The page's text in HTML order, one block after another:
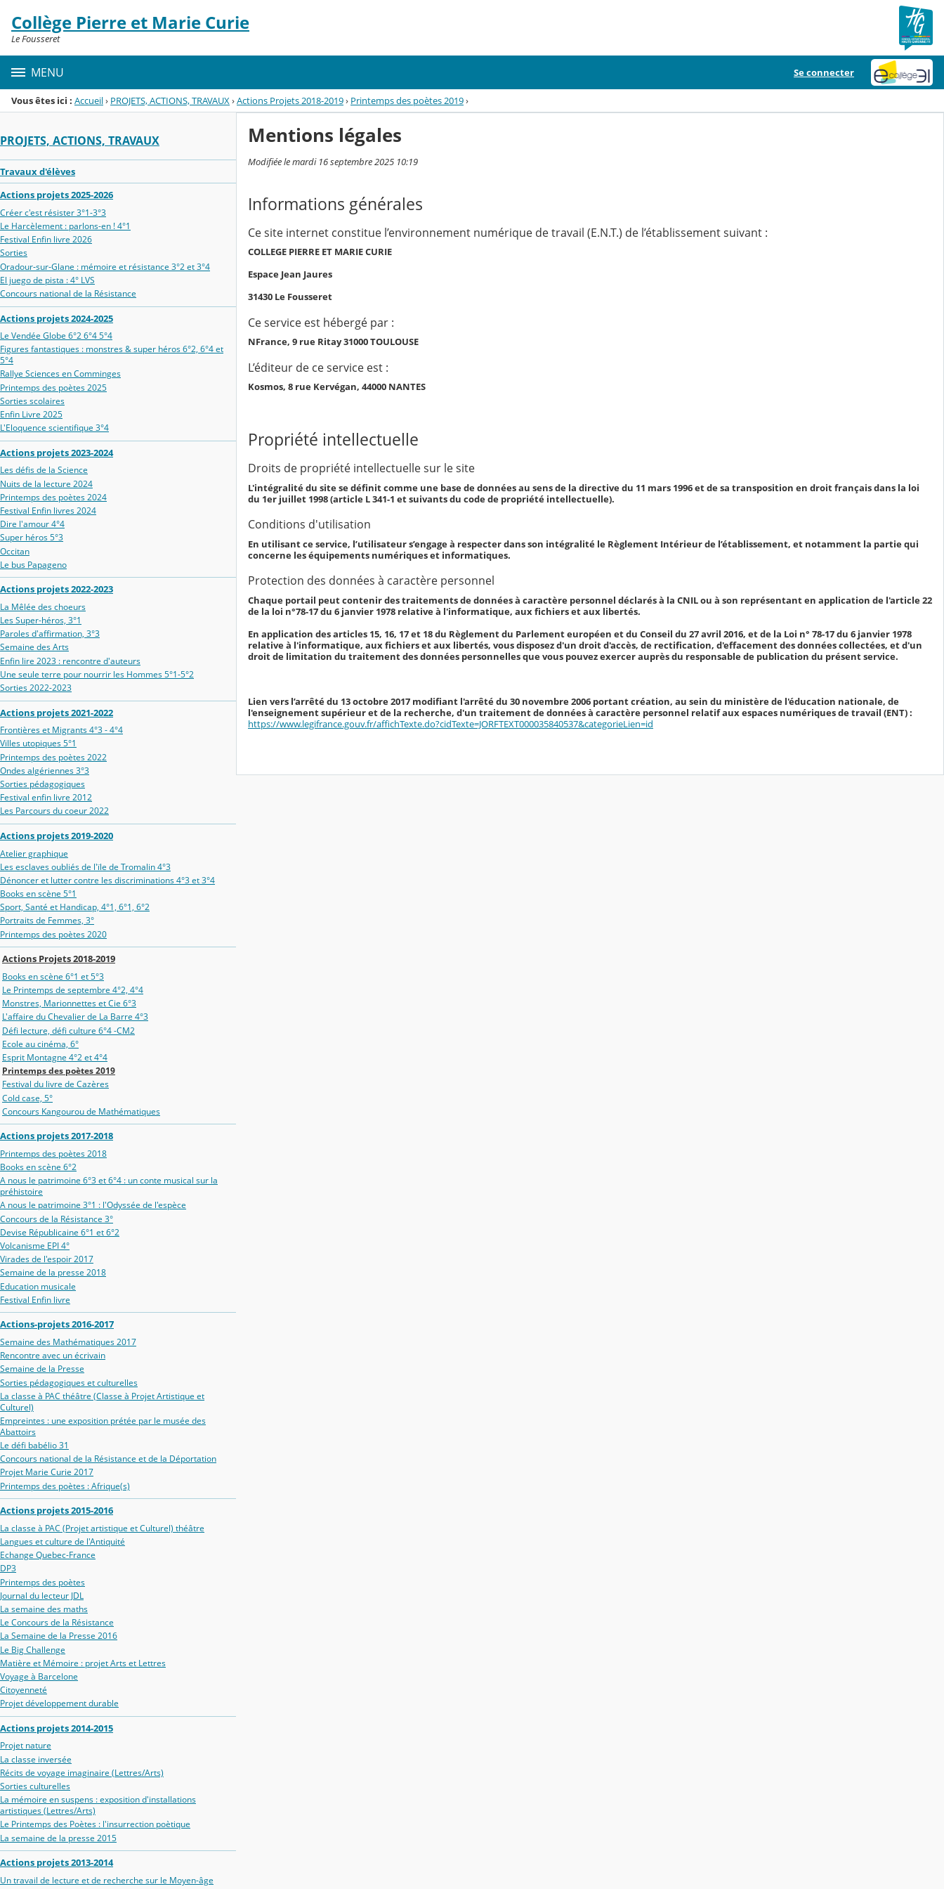
Menu de la rubrique
Contenu
Collège Pierre et Marie Curie
Le Fousseret
MENU Se connecter
Vous êtes ici : Accueil› PROJETS, ACTIONS, TRAVAUX›Actions Projets 2018-2019› Printemps des poètes 2019›
PROJETS, ACTIONS, TRAVAUX
Travaux d'élèves
Actions projets 2025-2026
Créer c'est résister 3°1-3°3
Le Harcèlement : parlons-en ! 4°1
Festival Enfin livre 2026
Sorties
Oradour‑sur‑Glane : mémoire et résistance 3°2 et 3°4
El juego de pista : 4° LVS
Concours national de la Résistance
Actions projets 2024-2025
Le Vendée Globe 6°2 6°4 5°4
Figures fantastiques : monstres & super héros 6°2, 6°4 et
5°4
Rallye Sciences en Comminges
Printemps des poètes 2025
Sorties scolaires
Enfin Livre 2025
L'Eloquence scientifique 3°4
Actions projets 2023-2024
Les défis de la Science
Nuits de la lecture 2024
Printemps des poètes 2024
Festival Enfin livres 2024
Dire l'amour 4°4
Super héros 5°3
Occitan
Le bus Papageno
Actions projets 2022-2023
La Mêlée des choeurs
Les Super-héros, 3°1
Paroles d'affirmation, 3°3
Semaine des Arts
Enfin lire 2023 : rencontre d'auteurs
Une seule terre pour nourrir les Hommes 5°1-5°2
Sorties 2022-2023
Actions projets 2021-2022
Frontières et Migrants 4°3 - 4°4
Villes utopiques 5°1
Printemps des poètes 2022
Ondes algériennes 3°3
Sorties pédagogiques
Festival enfin livre 2012
Les Parcours du coeur 2022
Actions projets 2019-2020
Atelier graphique
Les esclaves oubliés de l'ïle de Tromalin 4°3
Dénoncer et lutter contre les discriminations 4°3 et 3°4
Books en scène 5°1
Sport, Santé et Handicap, 4°1, 6°1, 6°2
Portraits de Femmes, 3°
Printemps des poètes 2020
Actions Projets 2018-2019
Books en scène 6°1 et 5°3
Le Printemps de septembre 4°2, 4°4
Monstres, Marionnettes et Cie 6°3
L'affaire du Chevalier de La Barre 4°3
Défi lecture, défi culture 6°4 -CM2
Ecole au cinéma, 6°
Esprit Montagne 4°2 et 4°4
Printemps des poètes 2019
Festival du livre de Cazères
Cold case, 5°
Concours Kangourou de Mathématiques
Actions projets 2017-2018
Printemps des poètes 2018
Books en scène 6°2
A nous le patrimoine 6°3 et 6°4 : un conte musical sur la
préhistoire
A nous le patrimoine 3°1 : l'Odyssée de l'espèce
Concours de la Résistance 3°
Devise Républicaine 6°1 et 6°2
Volcanisme EPI 4°
Virades de l'espoir 2017
Semaine de la presse 2018
Education musicale
Festival Enfin livre
Actions-projets 2016-2017
Semaine des Mathématiques 2017
Rencontre avec un écrivain
Semaine de la Presse
Sorties pédagogiques et culturelles
La classe à PAC théâtre (Classe à Projet Artistique et
Culturel)
Empreintes : une exposition prétée par le musée des
Abattoirs
Le défi babélio 31
Concours national de la Résistance et de la Déportation
Projet Marie Curie 2017
Printemps des poètes : Afrique(s)
Actions projets 2015-2016
La classe à PAC (Projet artistique et Culturel) théâtre
Langues et culture de l'Antiquité
Echange Quebec-France
DP3
Printemps des poètes
Journal du lecteur JDL
La semaine des maths
Le Concours de la Résistance
La Semaine de la Presse 2016
Le Big Challenge
Matière et Mémoire : projet Arts et Lettres
Voyage à Barcelone
Citoyenneté
Projet développement durable
Actions projets 2014-2015
Projet nature
La classe inversée
Récits de voyage imaginaire (Lettres/Arts)
Sorties culturelles
La mémoire en suspens : exposition d'installations
artistiques (Lettres/Arts)
Le Printemps des Poètes : l'insurrection poètique
La semaine de la presse 2015
Actions projets 2013-2014
Un travail de lecture et de recherche sur le Moyen-âge
Mentions légales
Modifiée le mardi 16 septembre 2025 10:19
Informations générales
Ce site internet constitue l’environnement numérique de travail (E.N.T.) de l’établissement suivant :
COLLEGE PIERRE ET MARIE CURIE
Espace Jean Jaures
31430 Le Fousseret
Ce service est hébergé par :
NFrance, 9 rue Ritay 31000 TOULOUSE
L’éditeur de ce service est :
Kosmos, 8 rue Kervégan, 44000 NANTES
Propriété intellectuelle
Droits de propriété intellectuelle sur le site
L'intégralité du site se définit comme une base de données au sens de la directive du 11 mars 1996 et de sa transposition en droit français dans la loi
du 1er juillet 1998 (article L 341-1 et suivants du code de propriété intellectuelle).
Conditions d'utilisation
En utilisant ce service, l’utilisateur s’engage à respecter dans son intégralité le Règlement Intérieur de l’établissement, et notamment la partie qui
concerne les équipements numériques et informatiques.
Protection des données à caractère personnel
Chaque portail peut contenir des traitements de données à caractère personnel déclarés à la CNIL ou à son représentant en application de l'article 22
de la loi n°78-17 du 6 janvier 1978 relative à l'informatique, aux fichiers et aux libertés.
En application des articles 15, 16, 17 et 18 du Règlement du Parlement européen et du Conseil du 27 avril 2016, et de la Loi n° 78-17 du 6 janvier 1978
relative à l'informatique, aux fichiers et aux libertés, vous disposez d'un droit d'accès, de rectification, d'effacement des données collectées, et d'un
droit de limitation du traitement des données personnelles que vous pouvez exercer auprès du responsable de publication du présent service.
Lien vers l’arrêté du 13 octobre 2017 modifiant l'arrêté du 30 novembre 2006 portant création, au sein du ministère de l'éducation nationale, de
l'enseignement supérieur et de la recherche, d'un traitement de données à caractère personnel relatif aux espaces numériques de travail (ENT) :
https://www.legifrance.gouv.fr/affichTexte.do?cidTexte=JORFTEXT000035840537&categorieLien=id